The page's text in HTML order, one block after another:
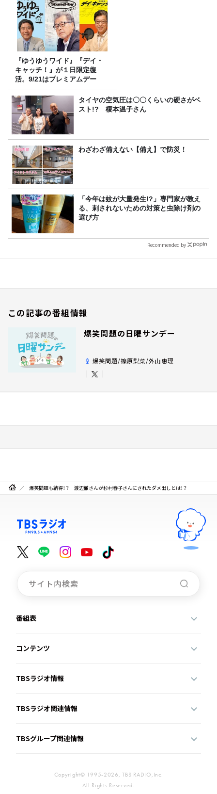
『ゆうゆうワイド』『デイ・
キャッチ！』が１日限定復
活。9/21はプレミアムデー
タイヤの空気圧は〇〇くらいの硬さがベ
スト!? 榎本温子さん
わざわざ備えない【備え】で防災！
「今年は蚊が大量発生!?」専門家が教え
る、刺されないための対策と虫除け剤の
選び方
Recommended by
この記事の番組情報
爆笑問題の日曜サンデー
爆笑問題/篠原梨菜/外山惠理
爆笑問題も納得！？ 渡辺徹さんが杉村春子さんにされたダメ出しとは！？
番組表
コンテンツ
TBSラジオ情報
TBSラジオ関連情報
TBSグループ関連情報
Copyright© 1995-2026, TBS RADIO,Inc.
All Rights Reserved.